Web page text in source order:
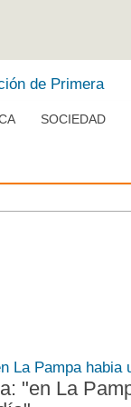
SOCIEDAD
"en La